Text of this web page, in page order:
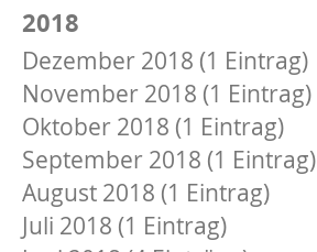
2018
Dezember 2018 (1 Eintrag)
November 2018 (1 Eintrag)
Oktober 2018 (1 Eintrag)
September 2018 (1 Eintrag)
August 2018 (1 Eintrag)
Juli 2018 (1 Eintrag)